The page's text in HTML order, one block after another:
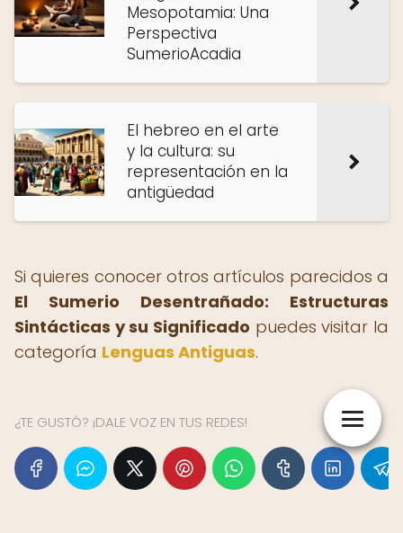
Mesopotamia: Una
Perspectiva
SumerioAcadia
El hebreo en el arte
y la cultura: su
representación en la
antigüedad
Si quieres conocer otros artículos parecidos a
El Sumerio Desentrañado: Estructuras
Sintácticas y su Significado puedes visitar la
categoría Lenguas Antiguas.
¿TE GUSTÓ? ¡DALE VOZ EN TUS REDES!